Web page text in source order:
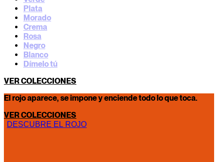
Plata
Morado
Crema
Rosa
Negro
Blanco
Dímelo tú
VER COLECCIONES
El rojo aparece, se impone y enciende todo lo que toca.
VER COLECCIONES
DESCUBRE EL ROJO